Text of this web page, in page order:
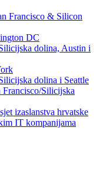
Francisco & Silicon
DC
dolina, Austin i
dolina i Seattle
Silicijska
izaslanstva hrvatske
IT kompanijama